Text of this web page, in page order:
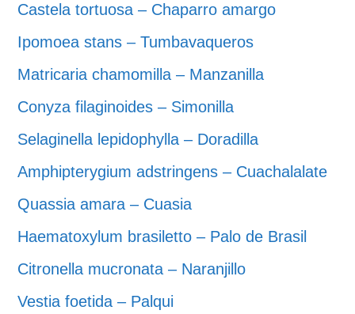
Castela tortuosa – Chaparro amargo
Ipomoea stans – Tumbavaqueros
Matricaria chamomilla – Manzanilla
Conyza filaginoides – Simonilla
Selaginella lepidophylla – Doradilla
Amphipterygium adstringens – Cuachalalate
Quassia amara – Cuasia
Haematoxylum brasiletto – Palo de Brasil
Citronella mucronata – Naranjillo
Vestia foetida – Palqui